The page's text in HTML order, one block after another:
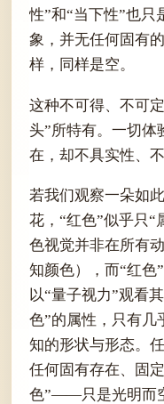
性”和“当下性”也只
象，并无任何固有
样，同样是空。
这种不可得、不可
头”所特有。一切
在，却不具实性、
若我们观察一朵如
花，“红色”似乎只“
色视觉并非在所有
知颜色），而“红色
以“量子视力”观看
色”的属性，只有几
知的形状与形态。
任何固有存在、固
色”——只是光明而